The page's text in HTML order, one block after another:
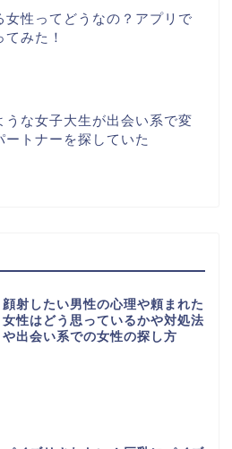
女性ってどうなの？アプリで
みた！
うな女子大生が出会い系で変
ートナーを探していた
顔射したい男性の心理や頼まれた
女性はどう思っているかや対処法
や出会い系での女性の探し方